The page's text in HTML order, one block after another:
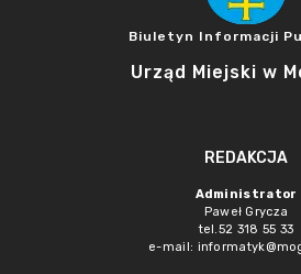
Biuletyn Informacji
Urząd Miejski w
REDAKCJA
Administrator
Paweł Grycza
tel.52 318 55 33
e-mail: